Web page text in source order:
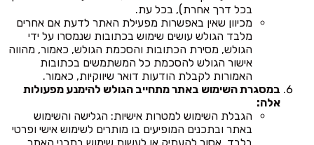
בכל דרך אחרת), בכל עת.
מכיוון שאין באפשרות מפעילת האתר לדעת אם אחרים
מלבד הגולש עושים שימוש בכתובות שנמסרו על ידי
הגולש, מסירת הכתובות והסכמת הגולש, כאמור, מהווה
אישור הגולש להסכמת כל המשתמשים בכתובות
האמורות לקבלת הודעות דואר שיווקיות, כאמור.
במסגרת השימוש באתר מתחייב הגולש להימנע מפעולות
אלה:
הגבלת השימוש למטרות אישיות: הגלישה והשימוש
באתר ובתכנים המופיעים בו מותרים לשימוש אישי ופרטי